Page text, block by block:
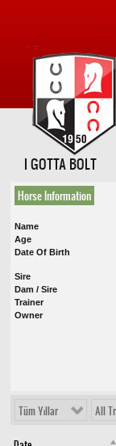
I GOTTA BOLT
Horse Information
Name
Age
Date Of Birth
Sire
Dam / Sire
Trainer
Owner
Tüm Yıllar All